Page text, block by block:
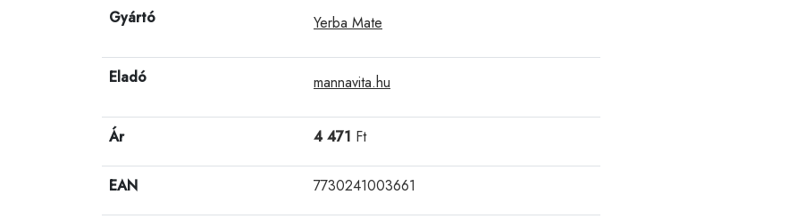
Gyártó Yerba Mate
Eladó mannavita.hu
Ár 4 471 Ft
EAN 7730241003661